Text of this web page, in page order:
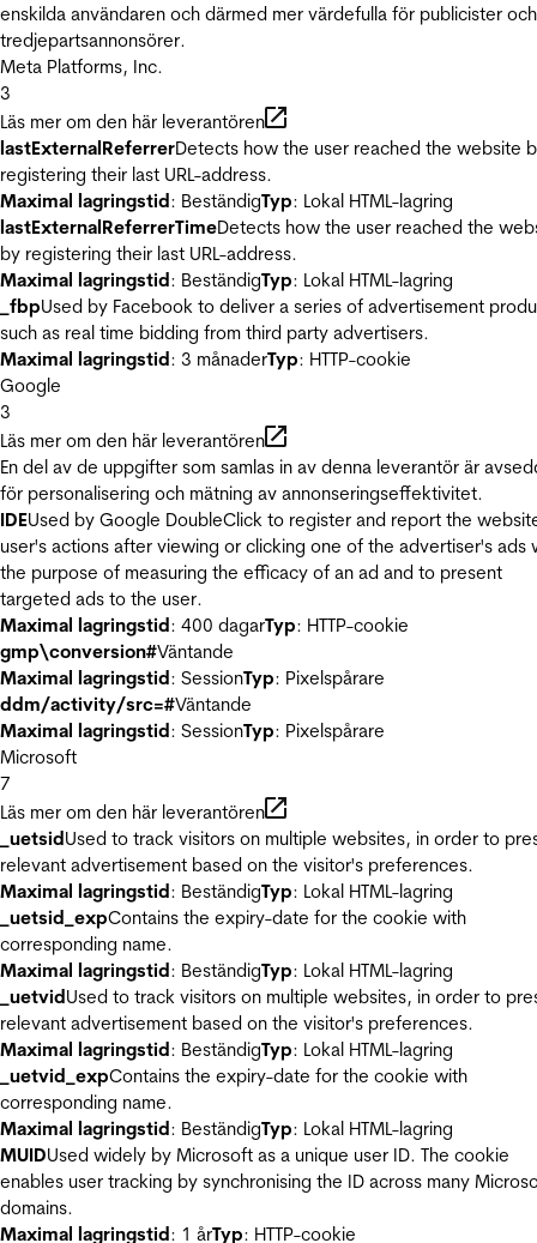
enskilda användaren och därmed mer värdefulla för publicister och
tredjepartsannonsörer.
Meta Platforms, Inc.
3
Läs mer om den här leverantören
lastExternalReferrerDetects how the user reached the website
registering their last URL-address.
Maximal lagringstid: BeständigTyp: Lokal HTML-lagring
lastExternalReferrerTimeDetects how the user reached the
by registering their last URL-address.
Maximal lagringstid: BeständigTyp: Lokal HTML-lagring
_fbpUsed by Facebook to deliver a series of advertisement
such as real time bidding from third party advertisers.
Maximal lagringstid: 3 månaderTyp: HTTP-cookie
Google
3
Läs mer om den här leverantören
En del av de uppgifter som samlas in av denna leverantör är
för personalisering och mätning av annonseringseffektivitet.
IDEUsed by Google DoubleClick to register and report the
user's actions after viewing or clicking one of the advertiser's ads
the purpose of measuring the efficacy of an ad and to present
targeted ads to the user.
Maximal lagringstid: 400 dagarTyp: HTTP-cookie
gmp\conversion#Väntande
Maximal lagringstid: SessionTyp: Pixelspårare
ddm/activity/src=#Väntande
Maximal lagringstid: SessionTyp: Pixelspårare
Microsoft
7
Läs mer om den här leverantören
_uetsidUsed to track visitors on multiple websites, in order to
relevant advertisement based on the visitor's preferences.
Maximal lagringstid: BeständigTyp: Lokal HTML-lagring
_uetsid_expContains the expiry-date for the cookie with
corresponding name.
Maximal lagringstid: BeständigTyp: Lokal HTML-lagring
_uetvidUsed to track visitors on multiple websites, in order to
relevant advertisement based on the visitor's preferences.
Maximal lagringstid: BeständigTyp: Lokal HTML-lagring
_uetvid_expContains the expiry-date for the cookie with
corresponding name.
Maximal lagringstid: BeständigTyp: Lokal HTML-lagring
MUIDUsed widely by Microsoft as a unique user ID. The cookie
enables user tracking by synchronising the ID across many
domains.
Maximal lagringstid: 1 årTyp: HTTP-cookie